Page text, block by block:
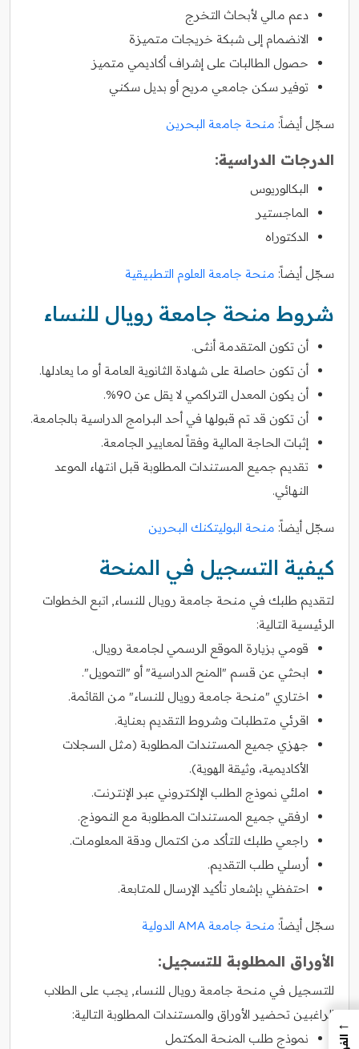
دعم مالي لأبحاث التخرج
الانضمام إلى شبكة خريجات متميزة
حصول الطالبات على إشراف أكاديمي متميز
توفير سكن جامعي مريح أو بديل سكني
سجّل أيضاً: منحة جامعة البحرين
الدرجات الدراسية:
البكالوريوس
الماجستير
الدكتوراه
سجّل أيضاً: منحة جامعة العلوم التطبيقية
شروط منحة جامعة رويال للنساء
أن تكون المتقدمة أنثى.
أن تكون حاصلة على شهادة الثانوية العامة أو ما يعادلها.
أن يكون المعدل التراكمي لا يقل عن 90%.
أن تكون قد تم قبولها في أحد البرامج الدراسية بالجامعة.
إثبات الحاجة المالية وفقاً لمعايير الجامعة.
تقديم جميع المستندات المطلوبة قبل انتهاء الموعد
النهائي.
سجّل أيضاً: منحة البوليتكنك البحرين
كيفية التسجيل في المنحة
لتقديم طلبك في منحة جامعة رويال للنساء, اتبع الخطوات
الرئيسية التالية:
قومي بزيارة الموقع الرسمي لجامعة رويال.
ابحثي عن قسم "المنح الدراسية" أو "التمويل".
اختاري "منحة جامعة رويال للنساء" من القائمة.
اقرئي متطلبات وشروط التقديم بعناية.
جهزي جميع المستندات المطلوبة (مثل السجلات
الأكاديمية، وثيقة الهوية).
املئي نموذج الطلب الإلكتروني عبر الإنترنت.
ارفقي جميع المستندات المطلوبة مع النموذج.
راجعي طلبك للتأكد من اكتمال ودقة المعلومات.
أرسلي طلب التقديم.
احتفظي بإشعار تأكيد الإرسال للمتابعة.
سجّل أيضاً: منحة جامعة AMA الدولية
الأوراق المطلوبة للتسجيل:
للتسجيل في منحة جامعة رويال للنساء, يجب على الطلاب
الراغبين تحضير الأوراق والمستندات المطلوبة التالية:
نموذج طلب المنحة المكتمل
←